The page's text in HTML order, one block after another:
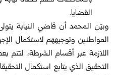
القضايا.
وبيّن المحمد أن قاضي النيابة
المواطنين وتوجيههم لاستكمال
اللازمة عبر أقسام الشرطة، لتتم
التحقيق الذي يتابع استكمال